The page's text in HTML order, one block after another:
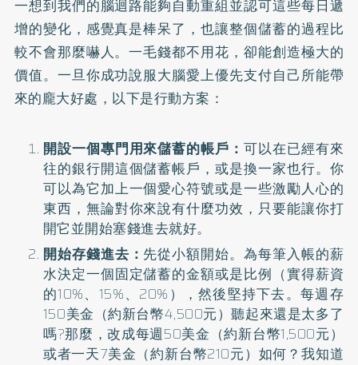
一想到我們的腦迴路能夠自動重組並認可這些每日遞
增的變化，感覺真是棒呆了，也讓整個儲蓄的過程比
較不會那麼嚇人。一毛錢都不用花，卻能創造極大的
價值。一旦你成功說服大腦愛上優先支付自己所能帶
來的龐大好處，以下是行動方案：
開設一個專門用來儲蓄的帳戶： 可以在已經有來
往的銀行開這個儲蓄帳戶，或是換一家也行。你
可以為它加上一個愛心符號或是一些激勵人心的
東西，無論對你來說有什麼功效，只要能讓你打
開它並開始塞錢進去就好。
開始存錢進去： 先從小額開始。為每筆入帳的薪
水決定一個固定儲蓄的金額或是比例（實得薪資
的10%、15%、20%），然後堅持下去。每週存
150美金（約新台幣4,500元）聽起來還是太多了
嗎?那麼，改成每週50美金（約新台幣1,500元）
或者一天7美金（約新台幣210元）如何？我知道